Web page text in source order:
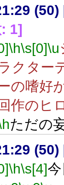
(50)
1]
\h\s[0]\u
クター
の嗜好
作のヒ
ただの
(50)
\h\s[4]